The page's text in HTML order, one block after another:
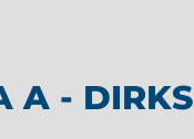
A - DIRKS